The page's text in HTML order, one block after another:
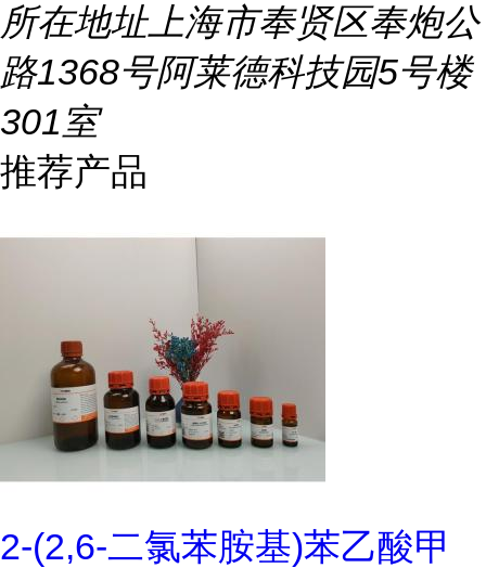
所在地址上海市奉贤区奉炮公
路1368号阿莱德科技园5号楼
301室
推荐产品
2-(2,6-二氯苯胺基)苯乙酸甲